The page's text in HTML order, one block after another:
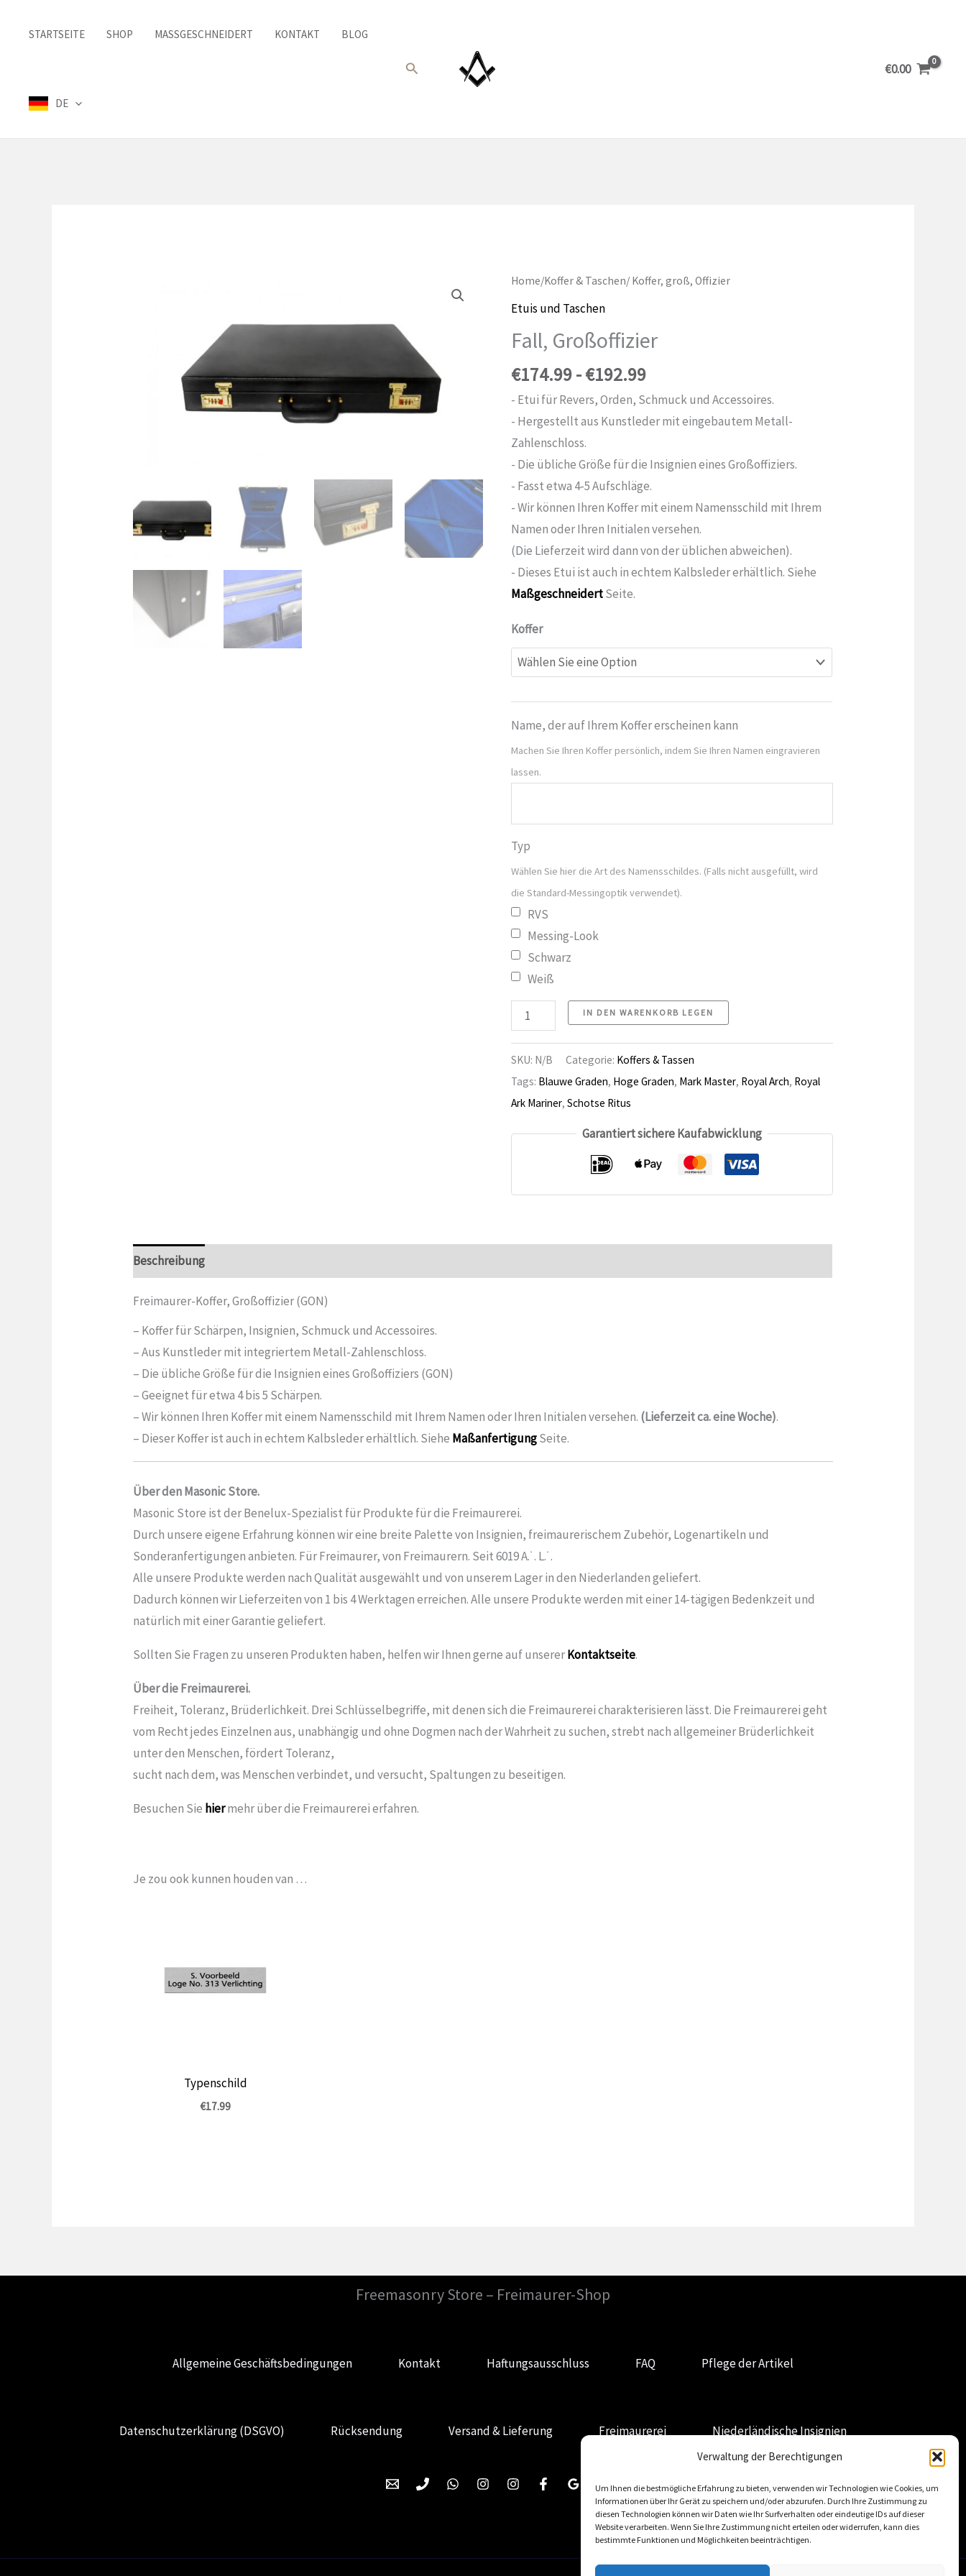
Verwaltung der Berechtigungen
Um Ihnen die bestmögliche Erfahrung zu bieten, verwenden wir Technologien wie Cookies, um
Informationen über Ihr Gerät zu speichern und/oder abzurufen. Durch Ihre Zustimmung zu
diesen Technologien können wir Daten wie Ihr Surfverhalten oder eindeutige IDs auf dieser
Website verarbeiten. Wenn Sie Ihre Zustimmung nicht erteilen oder widerrufen, kann dies
bestimmte Funktionen und Möglichkeiten beeinträchtigen.
InhaltSTARTSEITE SHOP MASSGESCHNEIDERT KONTAKT BLOG
DE
Suche €0.00
Home/Koffer & Taschen/ Koffer, groß, Offizier
Etuis und Taschen
Fall, Großoffizier
€174.99-€192.99Preisspanne:
174,99
€
192,99
€
- Etui für Revers, Orden, Schmuck und Accessoires.
- Hergestellt aus Kunstleder mit eingebautem Metall-
Zahlenschloss.
- Die übliche Größe für die Insignien eines Großoffiziers.
- Fasst etwa 4-5 Aufschläge.
- Wir können Ihren Koffer mit einem Namensschild mit Ihrem
Namen oder Ihren Initialen versehen.
(Die Lieferzeit wird dann von der üblichen abweichen).
- Dieses Etui ist auch in echtem Kalbsleder erhältlich. Siehe
MaßgeschneidertSeite.
Koffer
Name, der auf Ihrem Koffer erscheinen kann
Machen Sie Ihren Koffer persönlich, indem Sie Ihren Namen eingravieren
lassen.
Typ
Wählen Sie hier die Art des Namensschildes. (Falls nicht ausgefüllt, wird
die Standard-Messingoptik verwendet).
RVS
Messing-Look
Schwarz
Weiß
Fall,
Großbeamtennummer
IN DEN WARENKORB LEGEN
SKU: N/B Categorie: Koffers & Tassen
Tags: Blauwe Graden, Hoge Graden, Mark Master, Royal Arch, Royal
Ark Mariner, Schotse Ritus
Garantiert sichere Kaufabwicklung
Beschreibung
Freimaurer-Koffer, Großoffizier (GON)
– Koffer für Schärpen, Insignien, Schmuck und Accessoires.
– Aus Kunstleder mit integriertem Metall-Zahlenschloss.
– Die übliche Größe für die Insignien eines Großoffiziers (GON)
– Geeignet für etwa 4 bis 5 Schärpen.
– Wir können Ihren Koffer mit einem Namensschild mit Ihrem Namen oder Ihren Initialen versehen. (Lieferzeit ca. eine Woche).
– Dieser Koffer ist auch in echtem Kalbsleder erhältlich. Siehe MaßanfertigungSeite.
Über den Masonic Store.
Masonic Store ist der Benelux-Spezialist für Produkte für die Freimaurerei.
Durch unsere eigene Erfahrung können wir eine breite Palette von Insignien, freimaurerischem Zubehör, Logenartikeln und
Sonderanfertigungen anbieten. Für Freimaurer, von Freimaurern. Seit 6019 A.˙. L.˙.
Alle unsere Produkte werden nach Qualität ausgewählt und von unserem Lager in den Niederlanden geliefert.
Dadurch können wir Lieferzeiten von 1 bis 4 Werktagen erreichen. Alle unsere Produkte werden mit einer 14-tägigen Bedenkzeit und
natürlich mit einer Garantie geliefert.
Sollten Sie Fragen zu unseren Produkten haben, helfen wir Ihnen gerne auf unsererKontaktseite.
Über die Freimaurerei.
Freiheit, Toleranz, Brüderlichkeit. Drei Schlüsselbegriffe, mit denen sich die Freimaurerei charakterisieren lässt. Die Freimaurerei geht
vom Recht jedes Einzelnen aus, unabhängig und ohne Dogmen nach der Wahrheit zu suchen, strebt nach allgemeiner Brüderlichkeit
unter den Menschen, fördert Toleranz,
sucht nach dem, was Menschen verbindet, und versucht, Spaltungen zu beseitigen.
Besuchen Sie hiermehr über die Freimaurerei erfahren.
Je zou ook kunnen houden van …
Typenschild
€17.99
Freemasonry Store – Freimaurer-Shop
Allgemeine Geschäftsbedingungen Kontakt Haftungsausschluss FAQ Pflege der Artikel
Datenschutzerklärung (DSGVO) Rücksendung Versand & Lieferung Freimaurerei Niederländische Insignien